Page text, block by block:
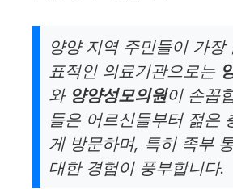
양양 지역 주민들이 가장
표적인 의료기관으로는
와 양양성모의원이 손꼽
들은 어르신들부터 젊은
게 방문하며, 특히 족부
대한 경험이 풍부합니다.